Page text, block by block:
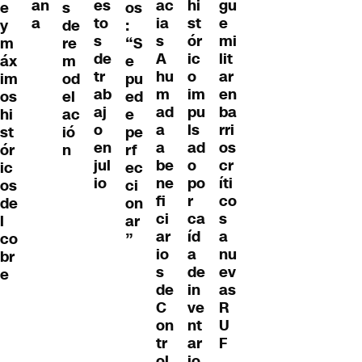
e
y
m
áx
im
os
hi
st
ór
ic
os
de
l
co
br
e
an
a
s
de
re
m
od
el
ac
ió
n
es
to
s
de
tr
ab
aj
o
en
jul
io
os
:
“S
e
pu
ed
e
pe
rf
ec
ci
on
ar
”
ac
ia
s
A
hu
m
ad
a
a
be
ne
fi
ci
ar
io
s
de
C
on
tr
hi
st
ór
ic
o
im
pu
ls
ad
o
po
r
ca
íd
a
de
in
ve
nt
ar
gu
e
mi
lit
ar
en
ba
rri
os
cr
íti
co
s
a
nu
ev
as
R
U
F